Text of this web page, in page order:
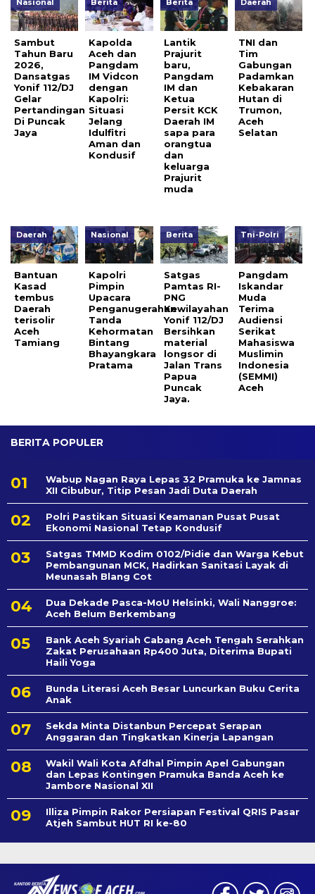
Nasional
Sambut
Tahun Baru
2026,
Dansatgas
Yonif 112/DJ
Gelar
Pertandingan
Di Puncak
Jaya
Berita
Kapolda
Aceh dan
Pangdam
IM Vidcon
dengan
Kapolri:
Situasi
Jelang
Idulfitri
Aman dan
Kondusif
Berita
Lantik
Prajurit
baru,
Pangdam
IM dan
Ketua
Persit KCK
Daerah IM
sapa para
orangtua
dan
keluarga
Prajurit
muda
Daerah
TNI dan
Tim
Gabungan
Padamkan
Kebakaran
Hutan di
Trumon,
Aceh
Selatan
Daerah
Bantuan
Kasad
tembus
Daerah
terisolir
Aceh
Tamiang
Nasional
Kapolri
Pimpin
Upacara
Penganugerahan
Tanda
Kehormatan
Bintang
Bhayangkara
Pratama
Berita
Satgas
Pamtas RI-
PNG
Kewilayahan
Yonif 112/DJ
Bersihkan
material
longsor di
Jalan Trans
Papua
Puncak
Jaya.
Tni-Polri
Pangdam
Iskandar
Muda
Terima
Audiensi
Serikat
Mahasiswa
Muslimin
Indonesia
(SEMMI)
Aceh
BERITA POPULER
Wabup Nagan Raya Lepas 32 Pramuka ke Jamnas
XII Cibubur, Titip Pesan Jadi Duta Daerah
Polri Pastikan Situasi Keamanan Pusat Pusat
Ekonomi Nasional Tetap Kondusif
Satgas TMMD Kodim 0102/Pidie dan Warga Kebut
Pembangunan MCK, Hadirkan Sanitasi Layak di
Meunasah Blang Cot
Dua Dekade Pasca-MoU Helsinki, Wali Nanggroe:
Aceh Belum Berkembang
Bank Aceh Syariah Cabang Aceh Tengah Serahkan
Zakat Perusahaan Rp400 Juta, Diterima Bupati
Haili Yoga
Bunda Literasi Aceh Besar Luncurkan Buku Cerita
Anak
Sekda Minta Distanbun Percepat Serapan
Anggaran dan Tingkatkan Kinerja Lapangan
Wakil Wali Kota Afdhal Pimpin Apel Gabungan
dan Lepas Kontingen Pramuka Banda Aceh ke
Jambore Nasional XII
Illiza Pimpin Rakor Persiapan Festival QRIS Pasar
Atjeh Sambut HUT RI ke-80